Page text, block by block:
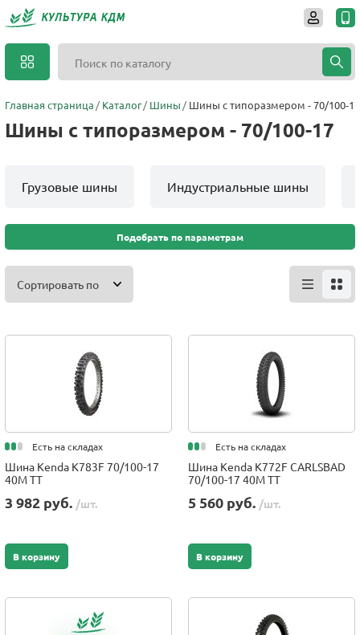
Главная страница Каталог Шины Шины с типоразмером - 70/100-17
Шины с типоразмером - 70/100-17
Грузовые шины Индустриальные шины
Подобрать по параметрам
Сортировать по
Есть на складах
Шина Kenda K783F 70/100-17
40M TT
3 982 руб. /шт.
В корзину
Есть на складах
Шина Kenda K772F CARLSBAD
70/100-17 40M TT
5 560 руб. /шт.
В корзину